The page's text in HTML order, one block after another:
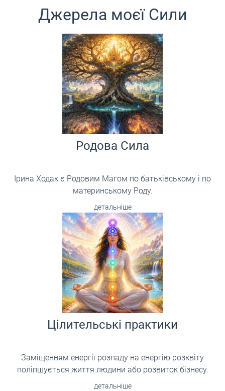
Джерела моєї Сили
Родова Сила
Ірина Ходак є Родовим Магом по батьківському і по
материнському Роду.
детальніше
Цілительські практики
Заміщенням енергії розпаду на енергію розквіту
поліпшується життя людини або розвиток бізнесу.
детальніше